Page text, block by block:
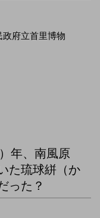
立首里博物
年、南風原
た琉球絣（か
った？